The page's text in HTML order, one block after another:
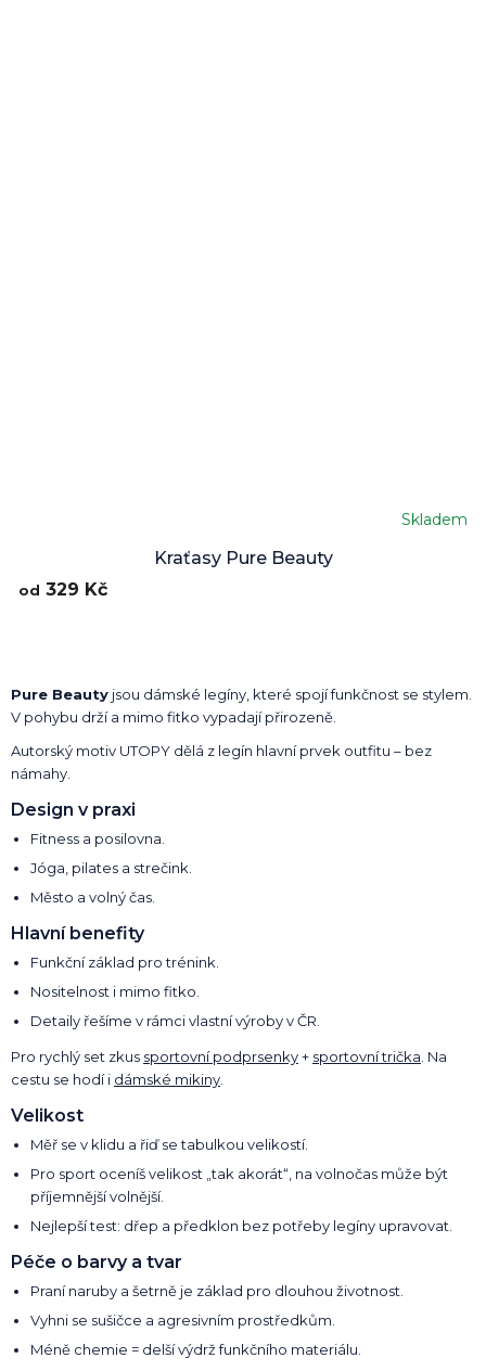
Kraťasy Pure Beauty
Skladem
od 329 Kč
Pure Beauty jsou dámské legíny, které spojí funkčnost se stylem.
V pohybu drží a mimo fitko vypadají přirozeně.
Autorský motiv UTOPY dělá z legín hlavní prvek outfitu – bez
námahy.
Design v praxi
Fitness a posilovna.
Jóga, pilates a strečink.
Město a volný čas.
Hlavní benefity
Funkční základ pro trénink.
Nositelnost i mimo fitko.
Detaily řešíme v rámci vlastní výroby v ČR.
Pro rychlý set zkus sportovní podprsenky+ sportovní trička . Na
cestu se hodí i dámské mikiny
Velikost
Měř se v klidu a řiď se tabulkou velikostí.
Pro sport oceníš velikost „tak akorát“, na volnočas může být
příjemnější volnější.
Nejlepší test: dřep a předklon bez potřeby legíny upravovat.
Péče o barvy a tvar
Praní naruby a šetrně je základ pro dlouhou životnost.
Vyhni se sušičce a agresivním prostředkům.
Méně chemie = delší výdrž funkčního materiálu.